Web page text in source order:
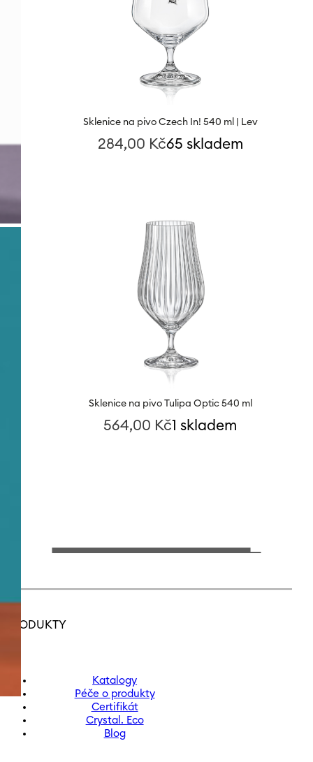
Sklenice na pivo Czech In! 540 ml | Lev
284,00 Kč65 skladem
Sklenice na pivo Tulipa Optic 540 ml
564,00 Kč1 skladem
PRODUKTY
Katalogy
Péče o produkty
Certifikát
Crystal. Eco
Blog